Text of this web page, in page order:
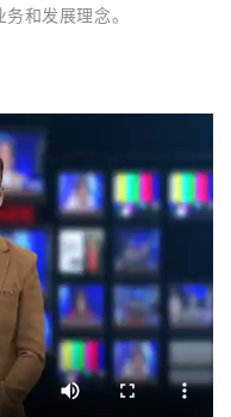
和发展理念。